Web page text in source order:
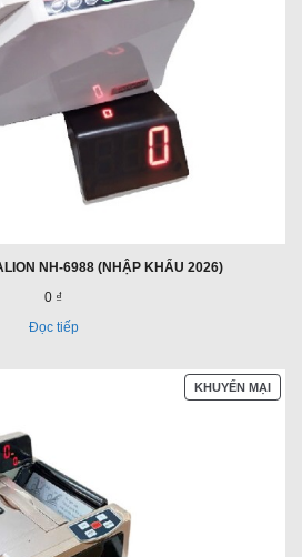
NH-6988 (NHẬP KHẨU 2026)
0 ₫
Đọc tiếp
KHUYẾN MẠISẢN